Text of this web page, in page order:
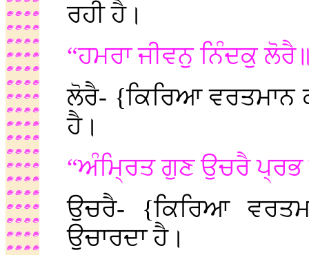
ਰਹੀ ਹੈ।
“ਹਮਰਾ ਜੀਵਨੁ ਨਿੰਦਕੁ
ਲੋਰੈ- {ਕਿਰਿਆ ਵਰਤਮਾਨ
ਹੈ।
“ਅੰਮ੍ਰਿਤ ਗੁਣ ਉਚਰੈ ਪ੍ਰਭ
ਉਚਰੈ- {ਕਿਰਿਆ
ਉਚਾਰਦਾ ਹੈ।